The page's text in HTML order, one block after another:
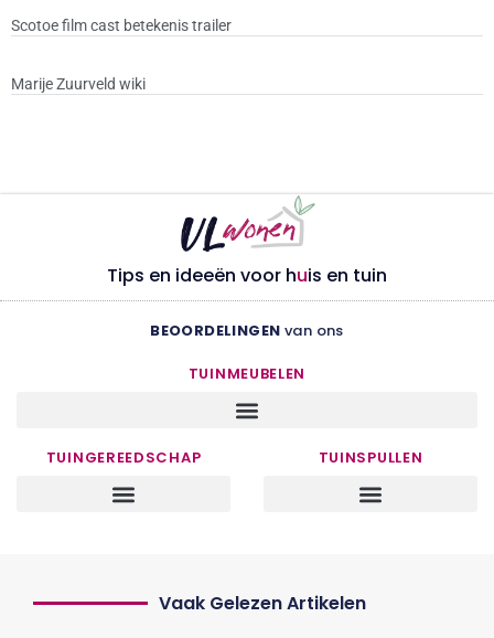
Scotoe film cast betekenis trailer
Marije Zuurveld wiki
Tips en ideeën voor huis en tuin
BEOORDELINGEN van ons
TUINMEUBELEN
TUINGEREEDSCHAP TUINSPULLEN
Vaak Gelezen Artikelen